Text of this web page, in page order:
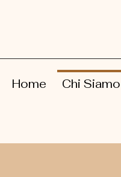
Home Chi Siamo